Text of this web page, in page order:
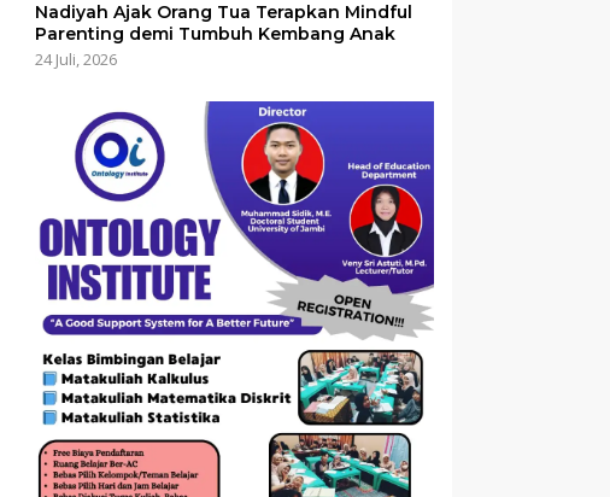
Nadiyah Ajak Orang Tua Terapkan Mindful
Parenting demi Tumbuh Kembang Anak
24 Juli, 2026